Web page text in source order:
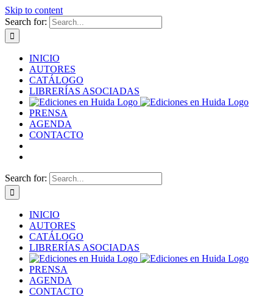
Skip to content
Search for:
INICIO
AUTORES
CATÁLOGO
LIBRERÍAS ASOCIADAS
PRENSA
AGENDA
CONTACTO
Search for:
INICIO
AUTORES
CATÁLOGO
LIBRERÍAS ASOCIADAS
PRENSA
AGENDA
CONTACTO